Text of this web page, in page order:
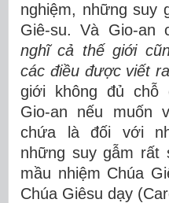
nghiệm, những suy
Giê-su. Và Gio-an
nghĩ cả thế giới
các điều được viết
giới không đủ chỗ
Gio-an nếu muốn
chứa là đối với
những suy gẫm rất
mầu nhiệm Chúa
Chúa Giêsu dạy